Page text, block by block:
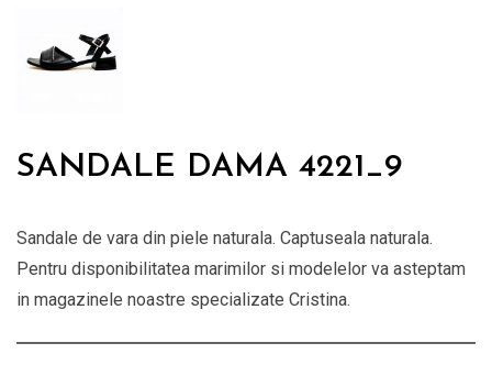
SANDALE DAMA 4221_9
Sandale de vara din piele naturala. Captuseala naturala.
Pentru disponibilitatea marimilor si modelelor va asteptam
in magazinele noastre specializate Cristina.